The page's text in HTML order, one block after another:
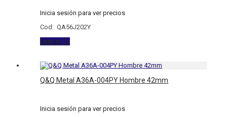
Inicia sesión para ver precios
Cod: QA56J202Y
Leer más
Q&Q Metal A36A-004PY Hombre 42mm
Inicia sesión para ver precios